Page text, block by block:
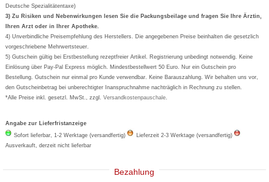
Formoline
Wick
Eucerin
Basica
Deutsche Spezialitätentaxe)
3) Zu Risiken und Nebenwirkungen lesen Sie die Packungsbeilage und fragen Sie Ihre Ärztin,
Ihren Arzt oder in Ihrer Apotheke.
4) Unverbindliche Preisempfehlung des Herstellers. Die angegebenen Preise beinhalten die gesetzlich
vorgeschriebene Mehrwertsteuer.
5) Gutschein gültig bei Erstbestellung rezeptfreier Artikel. Registrierung unbedingt notwendig. Keine
Einlösung über Pay-Pal Express möglich. Mindestbestellwert 50 Euro. Nur ein Gutschein pro
Bestellung. Gutschein nur einmal pro Kunde verwendbar. Keine Barauszahlung. Wir behalten uns vor,
den Gutscheinbetrag bei unberechtigter Inanspruchnahme nachträglich in Rechnung zu stellen.
*Alle Preise inkl. gesetzl. MwSt., zzgl.Versandkostenpauschale
Angabe zur Lieferfristanzeige
Sofort lieferbar, 1-2 Werktage (versandfertig)
Lieferzeit 2-3 Werktage (versandfertig)
Ausverkauft, derzeit nicht lieferbar
Bezahlung